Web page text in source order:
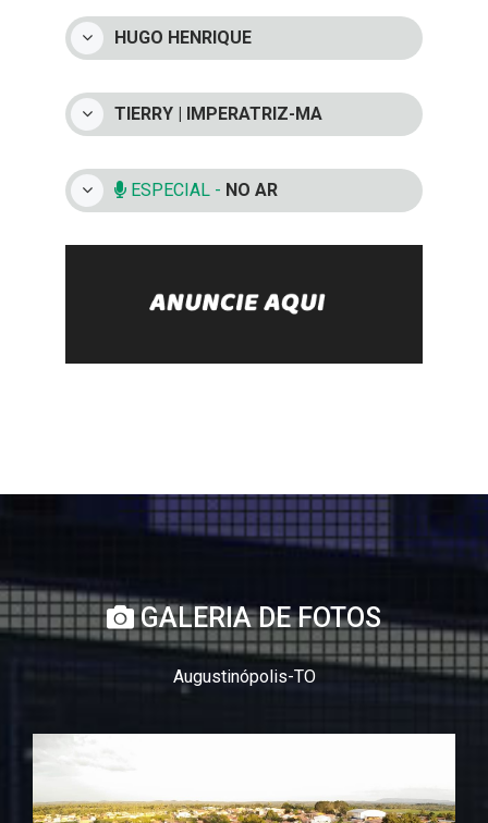
HUGO HENRIQUE
TIERRY | IMPERATRIZ-MA
ESPECIAL - NO AR
GALERIA DE FOTOS
Augustinópolis-TO